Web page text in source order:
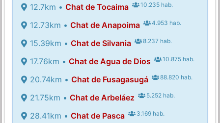
12.7km • Chat de Tocaima 10.235 hab.
12.73km • Chat de Anapoima 4.953 hab.
15.39km • Chat de Silvania 8.237 hab.
17.76km • Chat de Agua de Dios 10.875 hab.
20.74km • Chat de Fusagasugá 88.820 hab.
21.75km • Chat de Arbeláez 5.252 hab.
28.41km • Chat de Pasca 3.169 hab.